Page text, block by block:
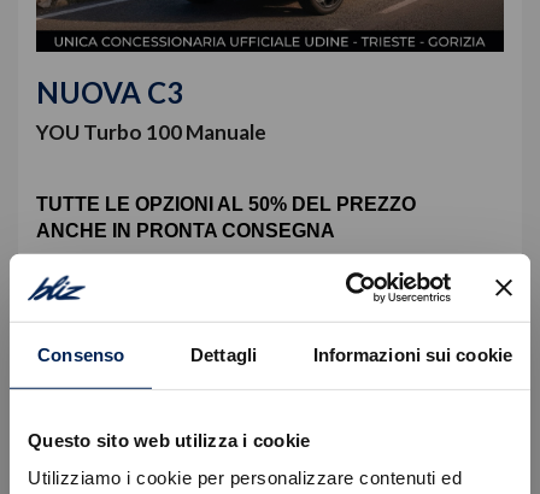
Consenso Dettagli Informazioni sui cookie
Questo sito web utilizza i cookie
Utilizziamo i cookie per personalizzare contenuti ed
NUOVA C3
YOU Turbo 100 Manuale
TUTTE LE OPZIONI AL 50% DEL PREZZO
ANCHE IN PRONTA CONSEGNA
n° 35 rate da
Rata Finale
9.409 €
Prezzo con finanziamento SimplyDrive Promo oltre
oneri finanziari: 15.300 €